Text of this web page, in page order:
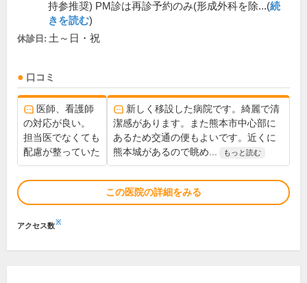
持参推奨) PM診は再診予約のみ(形成外科を除...(続
きを読む)
休診日: 土～日・祝
口コミ
医師、看護師
の対応が良い。
担当医でなくても
配慮が整っていた
新しく移設した病院です。綺麗で清
潔感があります。また熊本市中心部に
あるため交通の便もよいです。近くに
熊本城があるので眺め...
もっと読む
この医院の詳細をみる
アクセス数※